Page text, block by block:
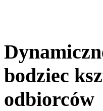
bodziec
odbiorców